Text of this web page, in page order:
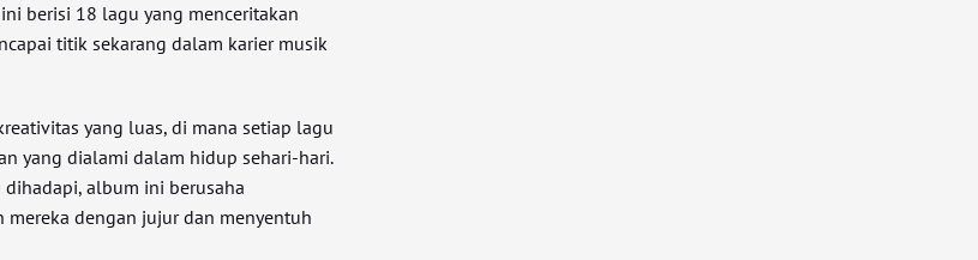
berisi 18 lagu yang menceritakan
titik sekarang dalam karier musik
yang luas, di mana setiap lagu
yang dialami dalam hidup sehari-hari.
album ini berusaha
dengan jujur dan menyentuh